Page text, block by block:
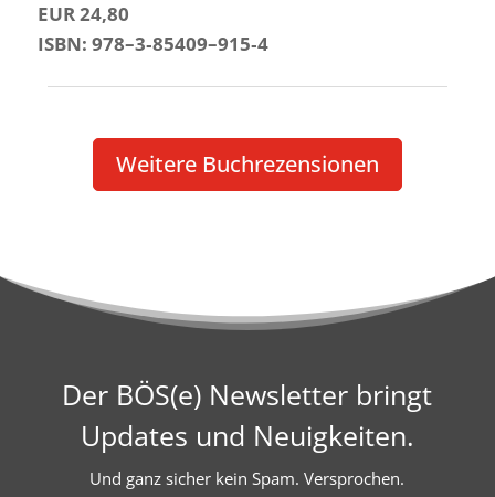
EUR 24,80
ISBN: 978–3‑85409–915‑4
Weitere Buch­re­zen­sionen
Der BÖS(e) Newsletter bringt
Updates und Neuigkeiten.
Und ganz sicher kein Spam. Versprochen.